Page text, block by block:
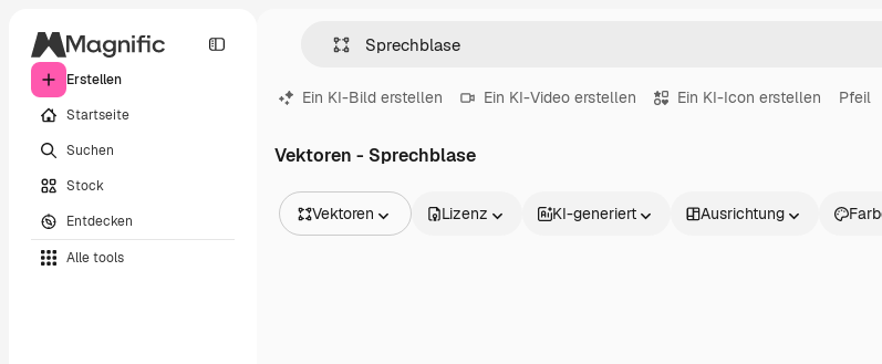
Erstellen
Startseite
Suchen
Stock
Entdecken
Alle tools
Ein KI-Bild erstellen Ein KI-Video erstellen Ein KI-Icon erstellen Pfeil
Vektoren - Sprechblase
Vektoren Lizenz KI-generiert Ausrichtung